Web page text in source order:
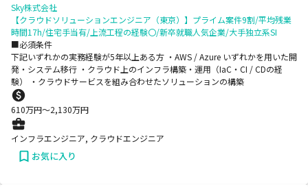
Sky株式会社
【クラウドソリューションエンジニア（東京）】プライム案件9割/平均残業
時間17h/住宅手当有/上流工程の経験〇/新卒就職人気企業/大手独立系SI
■必須条件
下記いずれかの実務経験が5年以上ある方 ・AWS / Azure いずれかを用いた開
発・システム移行 ・クラウド上のインフラ構築・運用（IaC・CI / CDの経
験） ・クラウドサービスを組み合わせたソリューションの構築
610万円〜2,130万円
インフラエンジニア, クラウドエンジニア
お気に入り